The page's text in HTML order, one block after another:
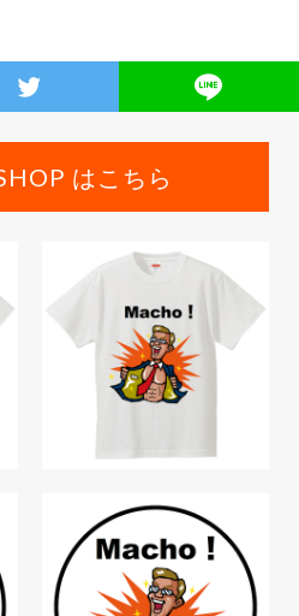
はこちら